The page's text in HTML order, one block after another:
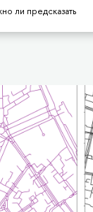
ли предсказать